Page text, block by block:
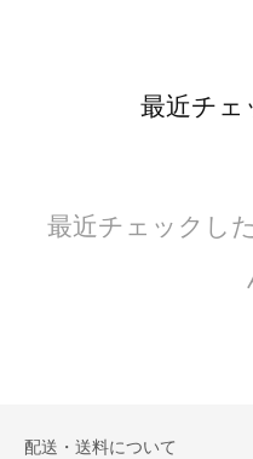
最近チェ
最近チェックし
配送・送料について